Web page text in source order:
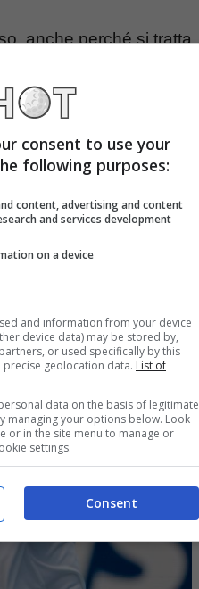
anche perché si tratta
hanno chiesto
da Novak Djokovic.
consent to use your
following purposes:
content, advertising and content
and services development
on a device
and information from your device
device data) may be stored by,
or used specifically by this
precise geolocation data. List of
data on the basis of legitimate
managing your options below. Look
or in the site menu to manage or
settings.
Consent